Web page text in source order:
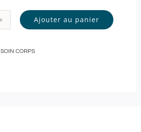
Ajouter au panier
SOIN CORPS